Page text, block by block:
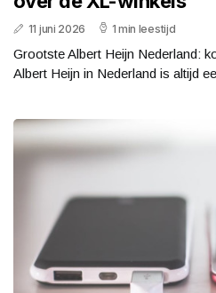
11 juni 2026 1 min leestijd
Grootste Albert Heijn Nederland:
Albert Heijn in Nederland is altijd